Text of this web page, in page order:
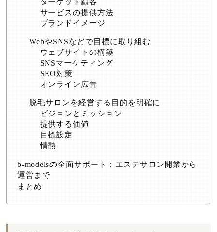
ターゲット顧客
サービスの提供方法
ブランドイメージ
WebやSNSなどで目標に取り組む
ウェブサイトの構築
SNSマーケティング
SEO対策
オンライン広告
脱毛サロンを経営する目的を明確に
ビジョンとミッション
提供する価値
目標設定
情熱
b-modelsの全面サポート：エステサロン開業から
運営まで
まとめ